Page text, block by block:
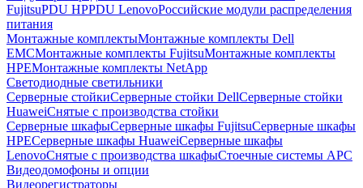
FujitsuPDU HPPDU LenovoРоссийские модули распределения
питания
Монтажные комплектыМонтажные комплекты Dell
EMCМонтажные комплекты FujitsuМонтажные комплекты
HPEМонтажные комплекты NetApp
Светодиодные светильники
Серверные стойкиСерверные стойки DellСерверные стойки
HuaweiСнятые с производства стойки
Серверные шкафыСерверные шкафы FujitsuСерверные шкафы
HPEСерверные шкафы HuaweiСерверные шкафы
LenovoСнятые с производства шкафыСтоечные системы APC
Видеодомофоны и опции
Видеорегистраторы